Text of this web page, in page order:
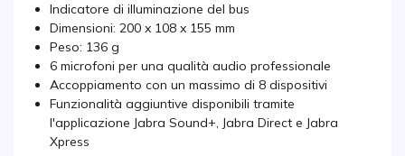
Indicatore di illuminazione del bus
Dimensioni: 200 x 108 x 155 mm
Peso: 136 g
6 microfoni per una qualità audio professionale
Accoppiamento con un massimo di 8 dispositivi
Funzionalità aggiuntive disponibili tramite
l'applicazione Jabra Sound+, Jabra Direct e Jabra
Xpress